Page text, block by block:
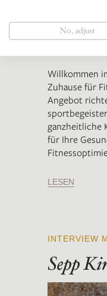
Willkommen
Zuhause für
Angebot
ganzheitliche
für Ihre
LESEN
INTERVIEW
Sepp
No, adjust